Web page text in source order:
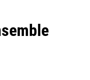
produits